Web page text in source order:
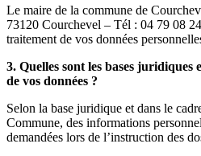
Le maire de la commune de
73120 Courchevel – Tél : 04 79 08
traitement de vos données
3. Quelles sont les bases juridiques
de vos données ?
Selon la base juridique et dans le
Commune, des informations
demandées lors de l’instruction des